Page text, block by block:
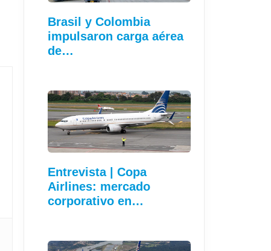
Brasil y Colombia
impulsaron carga aérea
de…
Entrevista | Copa
Airlines: mercado
corporativo en…